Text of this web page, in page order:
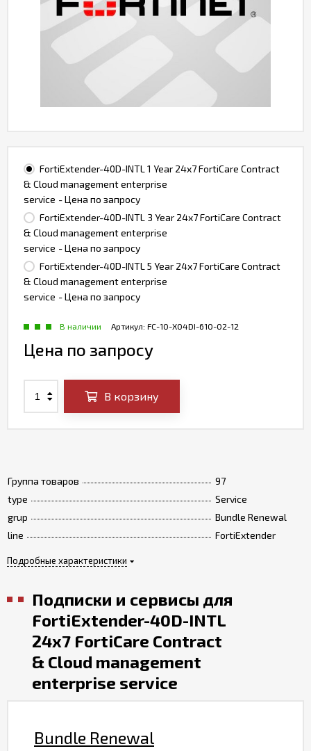
Группа товаров
97
type
Service
grup
Bundle Renewal
line
FortiExtender
Подробные характеристики
FortiExtender-40D-INTL 1 Year 24x7 FortiCare Contract
& Cloud management enterprise
service - Цена по запросу
FortiExtender-40D-INTL 3 Year 24x7 FortiCare Contract
& Cloud management enterprise
service - Цена по запросу
FortiExtender-40D-INTL 5 Year 24x7 FortiCare Contract
& Cloud management enterprise
service - Цена по запросу
Артикул: FC-10-X04DI-610-02-12
В наличии
Цена по запросу
В корзину
Подписки и сервисы для
FortiExtender-40D-INTL
24x7 FortiCare Contract
& Cloud management
enterprise service
Bundle Renewal